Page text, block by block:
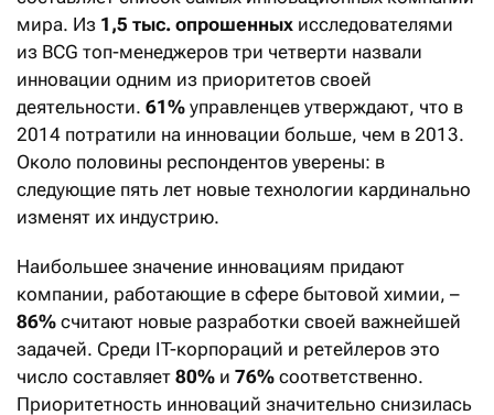
мира. Из 1,5 тыс. опрошенных исследователями
из BCG топ-менеджеров три четверти назвали
инновации одним из приоритетов своей
деятельности. 61% управленцев утверждают, что в
2014 потратили на инновации больше, чем в 2013.
Около половины респондентов уверены: в
следующие пять лет новые технологии кардинально
изменят их индустрию.
Наибольшее значение инновациям придают
компании, работающие в сфере бытовой химии, –
86% считают новые разработки своей важнейшей
задачей. Среди IT-корпораций и ретейлеров это
число составляет 80% и 76% соответственно.
Приоритетность инноваций значительно снизилась